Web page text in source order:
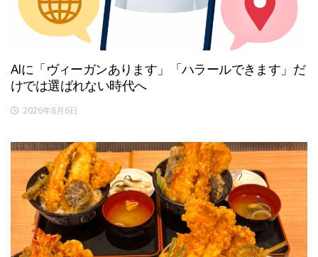
AIに「ヴィーガンあります」「ハラールできます」だ
けでは選ばれない時代へ
2026年8月6日